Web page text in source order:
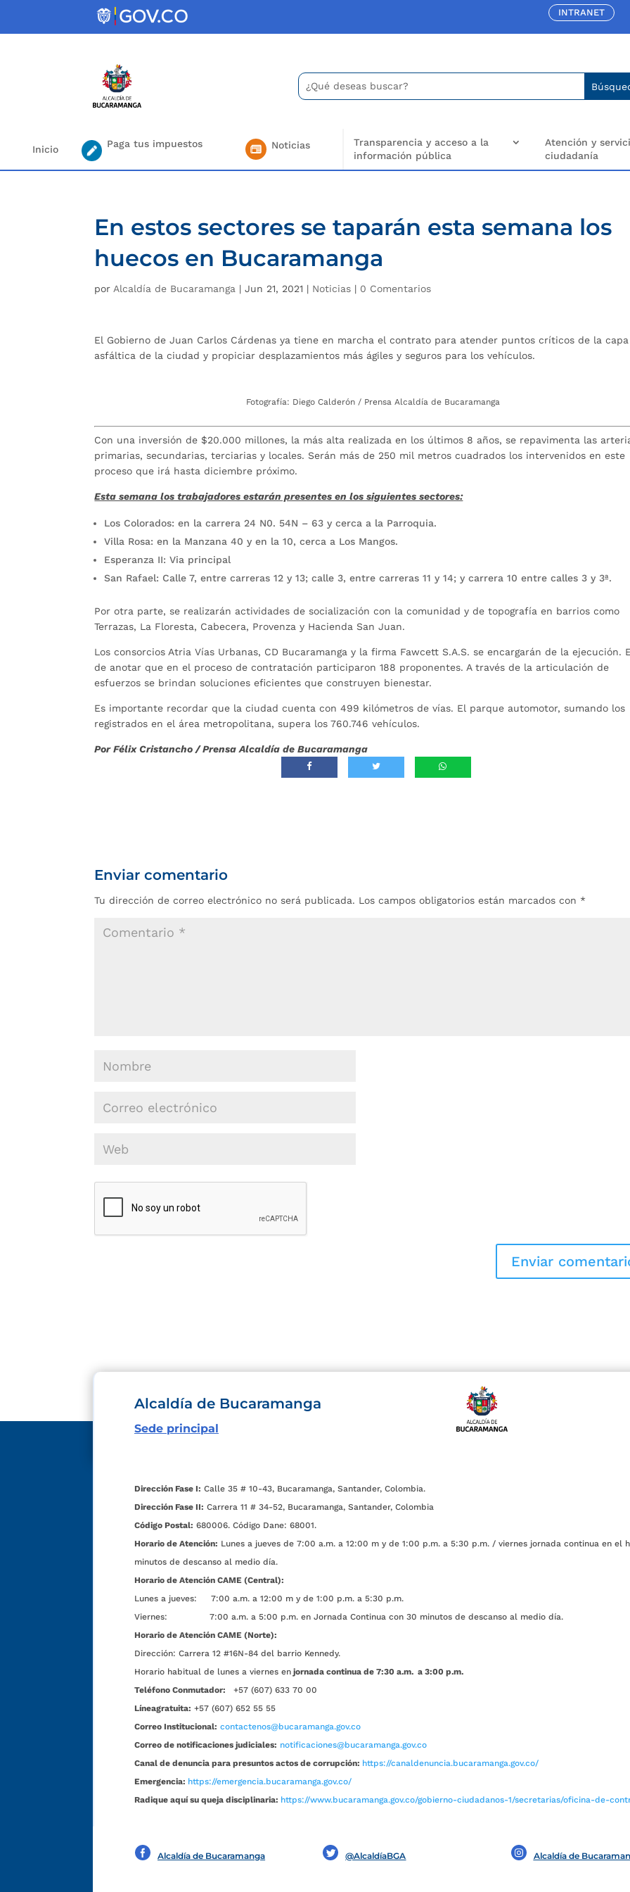
INTRANET
Buscar:
Search
for...
Inicio Paga tus impuestos Noticias
Transparencia y acceso a la
información pública
Atención y
ciudadanía
En estos sectores se taparán esta semana los
huecos en Bucaramanga
por Alcaldía de Bucaramanga |Jun 21, 2021 | Noticias | 0 Comentarios
El Gobierno de Juan Carlos Cárdenas ya tiene en marcha el contrato para atender puntos críticos de la capa
asfáltica de la ciudad y propiciar desplazamientos más ágiles y seguros para los vehículos.
Fotografía: Diego Calderón / Prensa Alcaldía de Bucaramanga
Con una inversión de $20.000 millones, la más alta realizada en los últimos 8 años, se repavimenta las
primarias, secundarias, terciarias y locales. Serán más de 250 mil metros cuadrados los intervenidos en este
proceso que irá hasta diciembre próximo.
Esta semana los trabajadores estarán presentes en los siguientes sectores:
Los Colorados: en la carrera 24 N0. 54N – 63 y cerca a la Parroquia.
Villa Rosa: en la Manzana 40 y en la 10, cerca a Los Mangos.
Esperanza II: Via principal
San Rafael: Calle 7, entre carreras 12 y 13; calle 3, entre carreras 11 y 14; y carrera 10 entre calles 3 y 3ª.
Por otra parte, se realizarán actividades de socialización con la comunidad y de topografía en barrios como
Terrazas, La Floresta, Cabecera, Provenza y Hacienda San Juan.
Los consorcios Atria Vías Urbanas, CD Bucaramanga y la firma Fawcett S.A.S. se encargarán de la ejecución.
de anotar que en el proceso de contratación participaron 188 proponentes. A través de la articulación de
esfuerzos se brindan soluciones eficientes que construyen bienestar.
Es importante recordar que la ciudad cuenta con 499 kilómetros de vías. El parque automotor, sumando los
registrados en el área metropolitana, supera los 760.746 vehículos.
Por Félix Cristancho / Prensa Alcaldía de Bucaramanga
Enviar comentario
Tu dirección de correo electrónico no será publicada. Los campos obligatorios están marcados con *
Alcaldía de Bucaramanga
Sede principal
Dirección Fase I: Calle 35 # 10-43, Bucaramanga, Santander, Colombia.
Dirección Fase II: Carrera 11 # 34-52, Bucaramanga, Santander, Colombia
Código Postal: 680006. Código Dane: 68001.
Horario de Atención: Lunes a jueves de 7:00 a.m. a 12:00 m y de 1:00 p.m. a 5:30 p.m. / viernes jornada continua en el
minutos de descanso al medio día.
Horario de Atención CAME (Central):
Lunes a jueves: 7:00 a.m. a 12:00 m y de 1:00 p.m. a 5:30 p.m.
Viernes: 7:00 a.m. a 5:00 p.m. en Jornada Continua con 30 minutos de descanso al medio día.
Horario de Atención CAME (Norte):
Dirección: Carrera 12 #16N-84 del barrio Kennedy.
Horario habitual de lunes a viernes en jornada continua de 7:30 a.m. a 3:00 p.m.
Teléfono Conmutador:
+57 (607) 633 70 00
Líneagratuita: +57 (607) 652 55 55
Correo Institucional: contactenos@bucaramanga.gov.co
Correo de notificaciones judiciales: notificaciones@bucaramanga.gov.co
Canal de denuncia para presuntos actos de corrupción: https://canaldenuncia.bucaramanga.gov.co/
Emergencia: https://emergencia.bucaramanga.gov.co/
Radique aquí su queja disciplinaria: https://www.bucaramanga.gov.co/gobierno-ciudadanos-1/secretarias/oficina-de-
Alcaldía de Bucaramanga @AlcaldíaBGA Alcaldía de